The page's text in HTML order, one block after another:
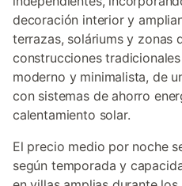
decoración interior y
terrazas, soláriums y zonas
construcciones
moderno y minimalista, de
con sistemas de ahorro
calentamiento solar.
El precio medio por noche
según temporada y